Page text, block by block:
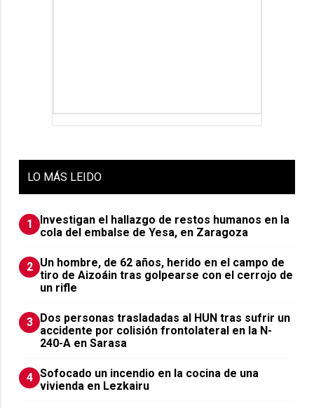
LO MÁS LEIDO
1
Investigan el hallazgo de restos humanos en la
cola del embalse de Yesa, en Zaragoza
2 Un hombre, de 62 años, herido en el campo de
tiro de Aizoáin tras golpearse con el cerrojo de
un rifle
3 ​Dos personas trasladadas al HUN tras sufrir un
accidente por colisión frontolateral en la N-
240-A en Sarasa
4 Sofocado un incendio en la cocina de una
vivienda en Lezkairu